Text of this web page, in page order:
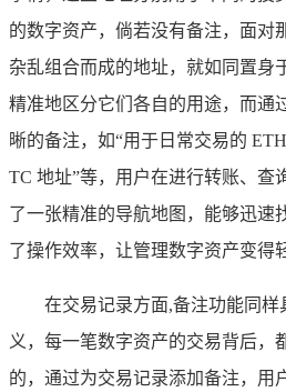
的数字资产，倘若没有备注，面对
杂乱组合而成的地址，就如同置身
精准地区分它们各自的用途，而通
晰的备注，如“用于日常交易的
TC 地址”等，用户在进行转账、查
了一张精准的导航地图，能够迅速
了操作效率，让管理数字资产变得
在交易记录方面,备注功能同
义，每一笔数字资产的交易背后，
的，通过为交易记录添加备注，用